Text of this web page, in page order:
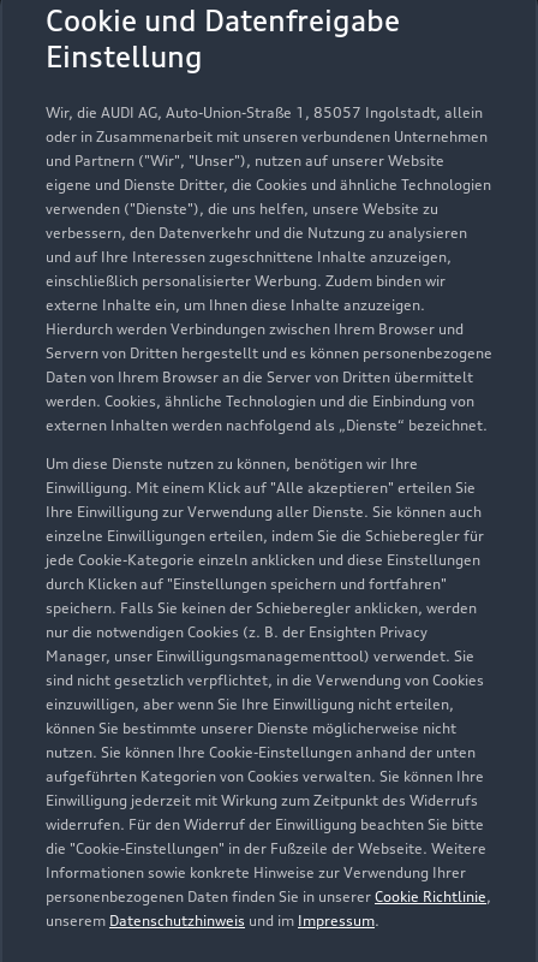
Cookie und Datenfreigabe
Einstellung
Wir, die AUDI AG, Auto-Union-Straße 1, 85057 Ingolstadt, allein
oder in Zusammenarbeit mit unseren verbundenen Unternehmen
und Partnern ("Wir", "Unser"), nutzen auf unserer Website
eigene und Dienste Dritter, die Cookies und ähnliche Technologien
verwenden ("Dienste"), die uns helfen, unsere Website zu
verbessern, den Datenverkehr und die Nutzung zu analysieren
und auf Ihre Interessen zugeschnittene Inhalte anzuzeigen,
einschließlich personalisierter Werbung. Zudem binden wir
externe Inhalte ein, um Ihnen diese Inhalte anzuzeigen.
Hierdurch werden Verbindungen zwischen Ihrem Browser und
Servern von Dritten hergestellt und es können personenbezogene
Daten von Ihrem Browser an die Server von Dritten übermittelt
werden. Cookies, ähnliche Technologien und die Einbindung von
externen Inhalten werden nachfolgend als „Dienste“ bezeichnet.
Um diese Dienste nutzen zu können, benötigen wir Ihre
Einwilligung. Mit einem Klick auf "Alle akzeptieren" erteilen Sie
Ihre Einwilligung zur Verwendung aller Dienste. Sie können auch
einzelne Einwilligungen erteilen, indem Sie die Schieberegler für
jede Cookie-Kategorie einzeln anklicken und diese Einstellungen
durch Klicken auf "Einstellungen speichern und fortfahren"
speichern. Falls Sie keinen der Schieberegler anklicken, werden
nur die notwendigen Cookies (z. B. der Ensighten Privacy
Manager, unser Einwilligungsmanagementtool) verwendet. Sie
sind nicht gesetzlich verpflichtet, in die Verwendung von Cookies
einzuwilligen, aber wenn Sie Ihre Einwilligung nicht erteilen,
können Sie bestimmte unserer Dienste möglicherweise nicht
nutzen. Sie können Ihre Cookie-Einstellungen anhand der unten
aufgeführten Kategorien von Cookies verwalten. Sie können Ihre
Einwilligung jederzeit mit Wirkung zum Zeitpunkt des Widerrufs
widerrufen. Für den Widerruf der Einwilligung beachten Sie bitte
die "Cookie-Einstellungen" in der Fußzeile der Webseite. Weitere
Informationen sowie konkrete Hinweise zur Verwendung Ihrer
personenbezogenen Daten finden Sie in unserer Cookie Richtlinie,
unserem Datenschutzhinweis und im Impressum.
Servicekontakt
Bordbuch & Bedienungsanleitungen
Verträge kündigen
Audi erleben
Cookie-Richtlinie
Barrierefreiheit
Digital Services Act
Ein Service der AUTOHAUSEN® AG, In der Spöck 4, 77656
Offenburg in Kooperation mit unseren Audi Partnern.
Der gezeigte Ankaufswert spiegelt den aktuellen Ankaufswert
Ihres Gebrauchten für den Ankauf oder die Inzahlungnahme
durch den Händler wider. Wir nutzen dafür sowohl DAT
Marktdaten als auch aktuelle Marktpreise. Der gezeigte Wert
dient zur Orientierung - Wert beeinflussende
Regionalfaktoren, Sonderausstattungen und der individuelle
Zustand Ihres Fahrzeugs können hier nicht vollends
berücksichtigt werden. Aus diesen Gründen kann die
endgültige Bewertung erst nach einer Prüfung des Fahrzeugs
durch den Audi Partner bzw. einen Kfz-Sachverständigen
erfolgen.
Ein Angebot der Audi Leasing, Zweigniederlassung der
Volkswagen Leasing GmbH, Gifhorner Str. 57, 38112
Braunschweig, für Privatkunden und gewerbliche
Einzelabnehmer.
Diese Leistung umfasst den Anspruch auf eine begrenzte
Übernahme der Kosten bis zu 35 Euro für Ersatzmobilität (z.B.
Mietwagen). Der Partner entscheidet über die Art der
Ersatzmobilität. Die Ersatzmobilität gilt nur in
Zusammenhang mit Leistungen, die durch die Dienstleistung
abgedeckt werden. Sie wird für einen Tag je Wartung oder
Inspektion gewährt.
Dieses Angebot ergänzt die in den Fahrzeugen enthaltene Audi